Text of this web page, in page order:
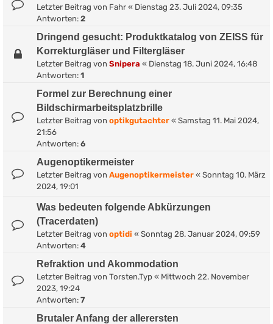
Letzter Beitrag von Fahr « Dienstag 23. Juli 2024, 09:35
Antworten: 2
Dringend gesucht: Produktkatalog von ZEISS für
Korrekturgläser und Filtergläser
Letzter Beitrag von Snipera « Dienstag 18. Juni 2024, 16:48
Antworten: 1
Formel zur Berechnung einer
Bildschirmarbeitsplatzbrille
Letzter Beitrag von optikgutachter « Samstag 11. Mai 2024,
21:56
Antworten: 6
Augenoptikermeister
Letzter Beitrag von Augenoptikermeister « Sonntag 10. März
2024, 19:01
Was bedeuten folgende Abkürzungen
(Tracerdaten)
Letzter Beitrag von optidi « Sonntag 28. Januar 2024, 09:59
Antworten: 4
Refraktion und Akommodation
Letzter Beitrag von Torsten.Typ « Mittwoch 22. November
2023, 19:24
Antworten: 7
Brutaler Anfang der allerersten